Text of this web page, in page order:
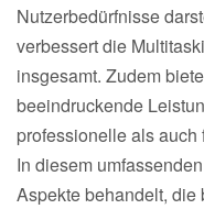
Nutzerbedürfnisse
verbessert die
insgesamt. Zudem
beeindruckende
professionelle als auch
In diesem
Aspekte behandelt,